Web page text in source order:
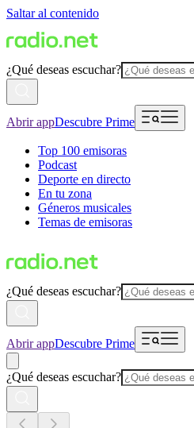
Saltar al contenido
¿Qué deseas escuchar?
Abrir appDescubre Prime
Top 100 emisoras
Podcast
Deporte en directo
En tu zona
Géneros musicales
Temas de emisoras
¿Qué deseas escuchar?
Abrir appDescubre Prime
¿Qué deseas escuchar?